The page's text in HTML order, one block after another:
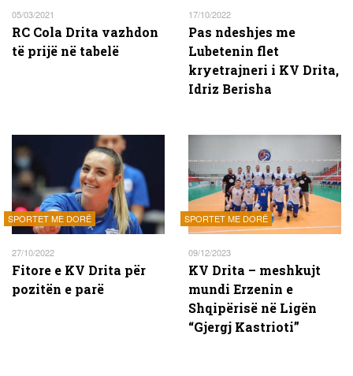
05/03/2021
RC Cola Drita vazhdon
të prijë në tabelë
17/10/2022
Pas ndeshjes me
Lubetenin flet
kryetrajneri i KV Drita,
Idriz Berisha
SPORTET ME DORË
27/10/2022
Fitore e KV Drita për
pozitën e parë
SPORTET ME DORË
09/12/2023
KV Drita – meshkujt
mundi Erzenin e
Shqipërisë në Ligën
“Gjergj Kastrioti”